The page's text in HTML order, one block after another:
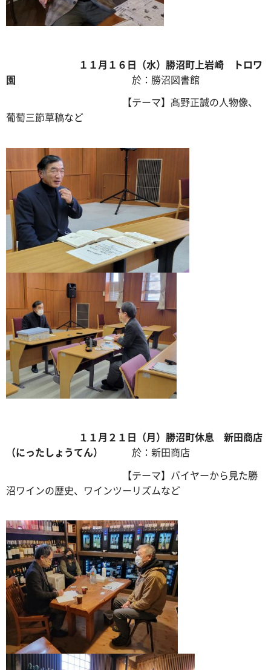
１１月１６日（水）勝沼町上岩崎 トロワ
園
於：勝沼図書館
【テーマ】髙野正誠の人物像、
葡萄三節草稿など
１１月２１日（月）勝沼町休息 新田商店
（にったしょうてん）
於：新田商店
【テーマ】バイヤーから見た勝
沼ワインの歴史、ワインツーリズムなど